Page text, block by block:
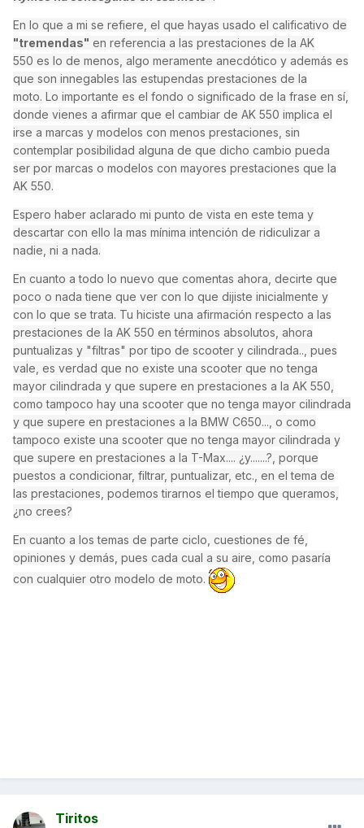
En lo que a mi se refiere, el que hayas usado el calificativo de
"tremendas" en referencia a las prestaciones de la AK
550 es lo de menos, algo meramente anecdótico y además es
que son innegables las estupendas prestaciones de la
moto. Lo importante es el fondo o significado de la frase en sí,
donde vienes a afirmar que el cambiar de AK 550 implica el
irse a marcas y modelos con menos prestaciones, sin
contemplar posibilidad alguna de que dicho cambio pueda
ser por marcas o modelos con mayores prestaciones que la
AK 550.
Espero haber aclarado mi punto de vista en este tema y
descartar con ello la mas mínima intención de ridiculizar a
nadie, ni a nada.
En cuanto a todo lo nuevo que comentas ahora, decirte que
poco o nada tiene que ver con lo que dijiste inicialmente y
con lo que se trata. Tu hiciste una afirmación respecto a las
prestaciones de la AK 550 en términos absolutos, ahora
puntualizas y "filtras" por tipo de scooter y cilindrada.., pues
vale, es verdad que no existe una scooter que no tenga
mayor cilindrada y que supere en prestaciones a la AK 550,
como tampoco hay una scooter que no tenga mayor cilindrada
y que supere en prestaciones a la BMW C650..., o como
tampoco existe una scooter que no tenga mayor cilindrada y
que supere en prestaciones a la T-Max.... ¿y.......?, porque
puestos a condicionar, filtrar, puntualizar, etc., en el tema de
las prestaciones, podemos tirarnos el tiempo que queramos,
¿no crees?
En cuanto a los temas de parte ciclo, cuestiones de fé,
opiniones y demás, pues cada cual a su aire, como pasaría
con cualquier otro modelo de moto.
Tiritos